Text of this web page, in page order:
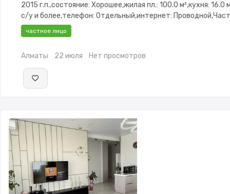
2015 г.п.,состояние: Хорошее,жилая пл.: 100.0 м²,кухня: 16.0
с/у и более,телефон: Отдельный,интернет:
меблирована,Частично меблирована,потолки: 3.0,паркинг:
Паркинг,Решетки на
окна,Неугловая,Комнаты изолированы,Встроенная
сантехника,Кладовка,Счётчики,Тихий двор,Кондиционер
частное лицо
Алматы 22 июля Нет просмотров